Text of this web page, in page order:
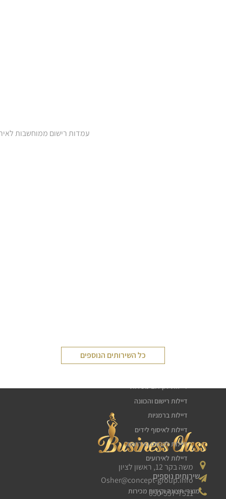
עמדות רישום ממוחשבות
כל השירותים הנוספים
משה בקר 12, ראשון לציון
Osher@concept-group.info
050-557-7511
דיילות לקידום מכירות
דיילות רישום והכוונה
דיילות ברמניות
דיילות לאיסוף לידים
דיילות לכנסים ואירועים
דיילות לאירועים
שירותים נוספים
מוצרי תצוגה וקידום מכירות